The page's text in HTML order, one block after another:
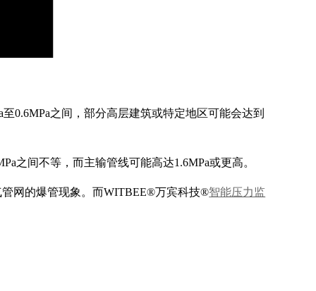
0.6MPa之间，部分高层建筑或特定地区可能会达到
之间不等，而主输管线可能高达1.6MPa或更高。
网的爆管现象。而WITBEE®万宾科技®智能压力监